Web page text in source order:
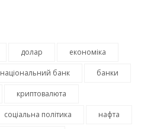
долар економіка
національний банк банки
криптовалюта
соціальна політика нафта